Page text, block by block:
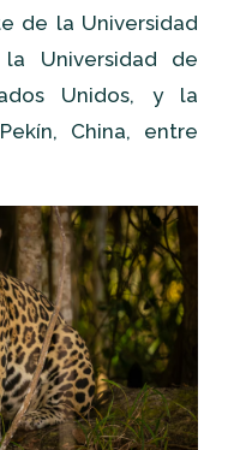
de la Universidad
Universidad de
Unidos, y la
China, entre